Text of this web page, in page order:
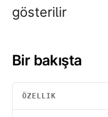
gösterilir
Bir bakışta
ÖZELLIK